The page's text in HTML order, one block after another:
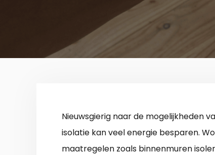
Nieuwsgierig naar de mogelijkheden
isolatie kan veel energie besparen.
maatregelen zoals binnenmuren